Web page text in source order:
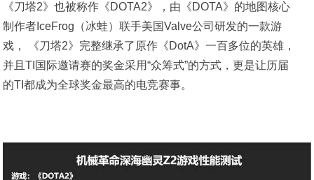
《刀塔2》也被称作《DOTA2》，由《DOTA》的地图核心
制作者IceFrog（冰蛙）联手美国Valve公司研发的一款游
戏， 《刀塔2》完整继承了原作《DotA》一百多位的英雄，
并且TI国际邀请赛的奖金采用“众筹式”的方式，更是让历届
的TI都成为全球奖金最高的电竞赛事。